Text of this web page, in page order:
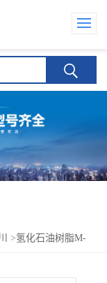
>氢化石油树脂M-